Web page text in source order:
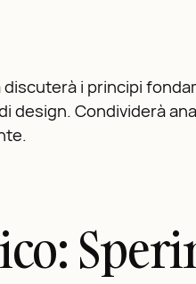
i principi
design. Condividerà